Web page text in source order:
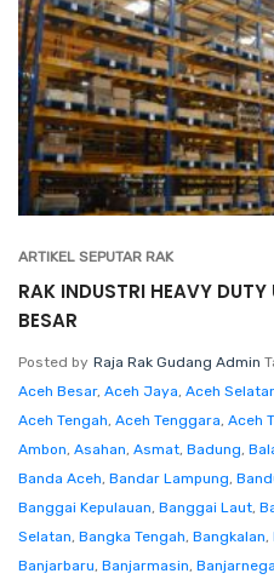
ARTIKEL SEPUTAR RAK
RAK INDUSTRI HEAVY
BESAR
Posted by Raja Rak Gudang Admin
Aceh Besar, Aceh Jaya, Aceh
Aceh Tengah, Aceh Tenggara, Aceh
Ambon, Asahan, Asmat, Badung,
Banda Aceh, Bandar Lampung,
Banggai Kepulauan, Banggai Laut,
Selatan, Bangka Tengah, Bangkalan,
Banjarbaru, Banjarmasin,